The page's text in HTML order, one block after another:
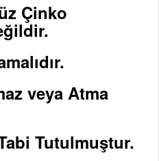
Çinko
veya Atma
Tutulmuştur.